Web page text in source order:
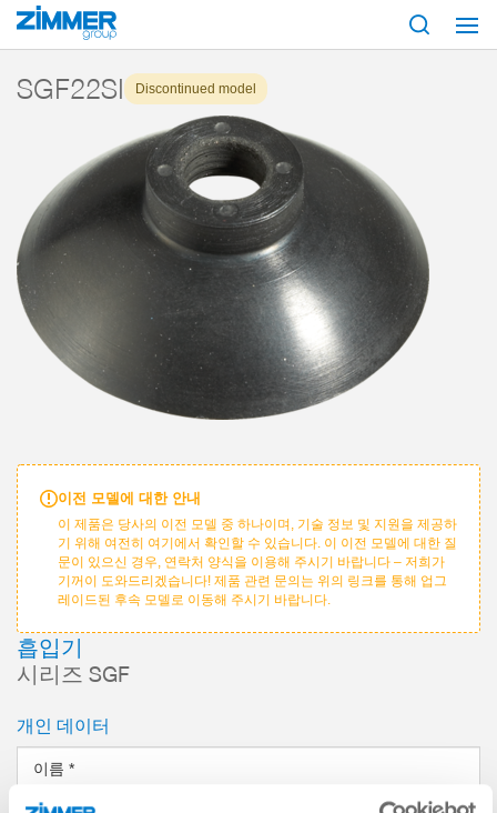
시작 제품 시리즈 SGF
SGF22SI Discontinued model
이전 모델에 대한 안내
이 제품은 당사의 이전 모델 중 하나이며, 기술 정보 및 지원을 제공하
기 위해 여전히 여기에서 확인할 수 있습니다. 이 이전 모델에 대한 질
문이 있으신 경우, 연락처 양식을 이용해 주시기 바랍니다 – 저희가
기꺼이 도와드리겠습니다! 제품 관련 문의는 위의 링크를 통해 업그
레이드된 후속 모델로 이동해 주시기 바랍니다.
흡입기
시리즈 SGF
개인 데이터
이름 *